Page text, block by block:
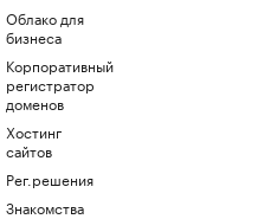
Облако для
бизнеса
Корпоративный
регистратор
доменов
Хостинг
сайтов
Рег.решения
Знакомства